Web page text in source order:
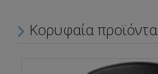
Κορυφαία προϊόντα